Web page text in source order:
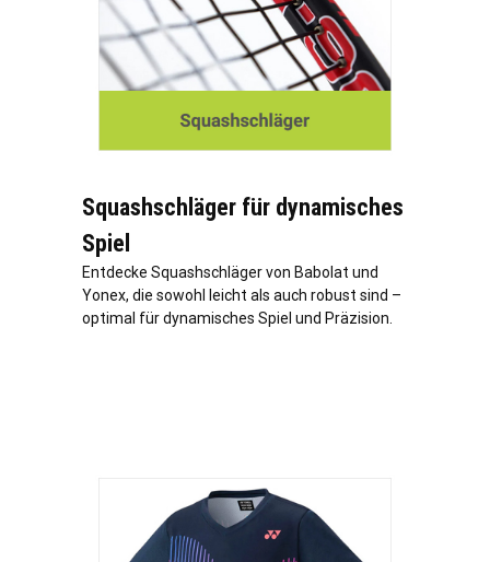
Squashschläger für dynamisches
Spiel
Entdecke Squashschläger von Babolat und
Yonex, die sowohl leicht als auch robust sind –
optimal für dynamisches Spiel und Präzision.